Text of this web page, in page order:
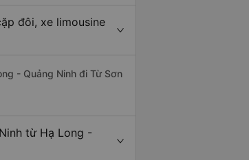
đôi, xe limousine
- Quảng Ninh đi Từ Sơn
từ Hạ Long -